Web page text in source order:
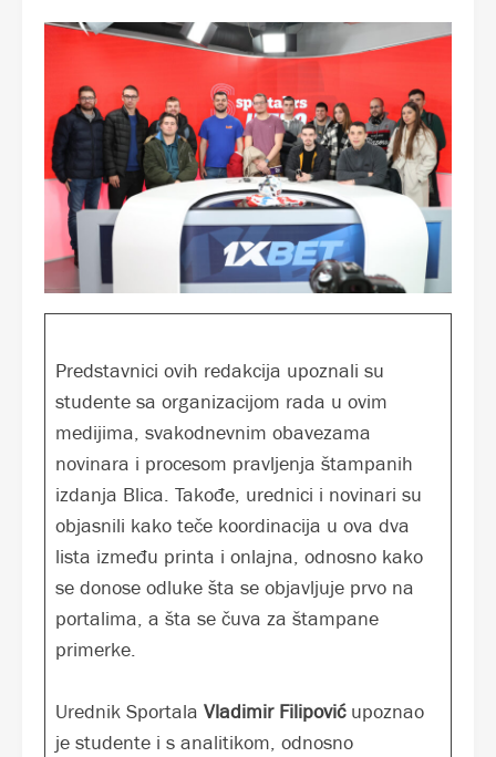
Predstavnici ovih redakcija upoznali su
studente sa organizacijom rada u ovim
medijima, svakodnevnim obavezama
novinara i procesom pravljenja štampanih
izdanja Blica. Takođe, urednici i novinari su
objasnili kako teče koordinacija u ova dva
lista između printa i onlajna, odnosno kako
se donose odluke šta se objavljuje prvo na
portalima, a šta se čuva za štampane
primerke.
Urednik Sportala Vladimir Filipović upoznao
je studente i s analitikom, odnosno